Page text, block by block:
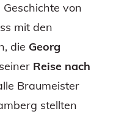
von
mit den
die Georg
Reise nach
Braumeister
stellten